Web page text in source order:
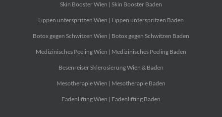
Skin Booster Wien | Skin Booster Baden
Lippen unterspritzen Wien | Lippen unterspritzen Baden
Botox gegen Schwitzen Wien | Botox gegen Schwitzen Baden
Medizinisches Peeling Wien | Medizinisches Peeling Baden
Besenreiser Sklerosierung Wien & Baden
Mesotherapie Wien | Mesotherapie Baden
Fadenlifting Wien | Fadenlifting Baden